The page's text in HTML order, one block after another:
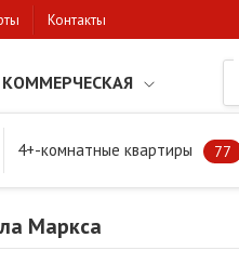
Контакты
КОММЕРЧЕСКАЯ
4+-комнатные квартиры 77
Маркса